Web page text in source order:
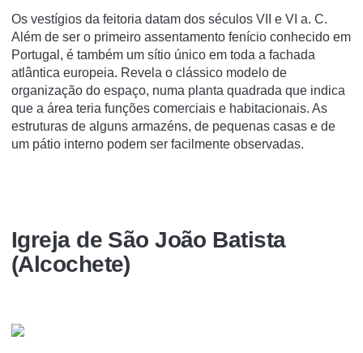
Os vestígios da feitoria datam dos séculos VII e VI a. C.
Além de ser o primeiro assentamento fenício conhecido em
Portugal, é também um sítio único em toda a fachada
atlântica europeia. Revela o clássico modelo de
organização do espaço, numa planta quadrada que indica
que a área teria funções comerciais e habitacionais. As
estruturas de alguns armazéns, de pequenas casas e de
um pátio interno podem ser facilmente observadas.
Igreja de São João Batista
(Alcochete)